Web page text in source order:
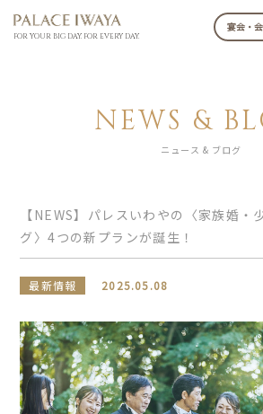
FOR YOUR BIG DAY. FOR EVERY DAY.
宴会・
NEWS &
ニュース & ブログ
【NEWS】パレスいわやの〈家族婚・
グ〉4つの新プランが誕生！
最新情報 2025.05.08